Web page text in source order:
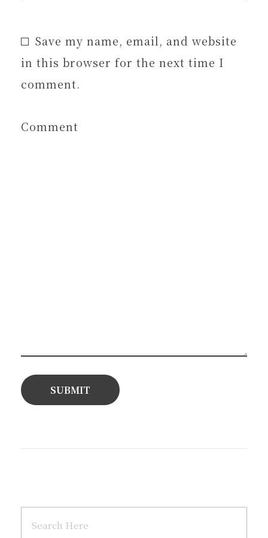
Save my name, email, and website
in this browser for the next time I
comment.
Comment